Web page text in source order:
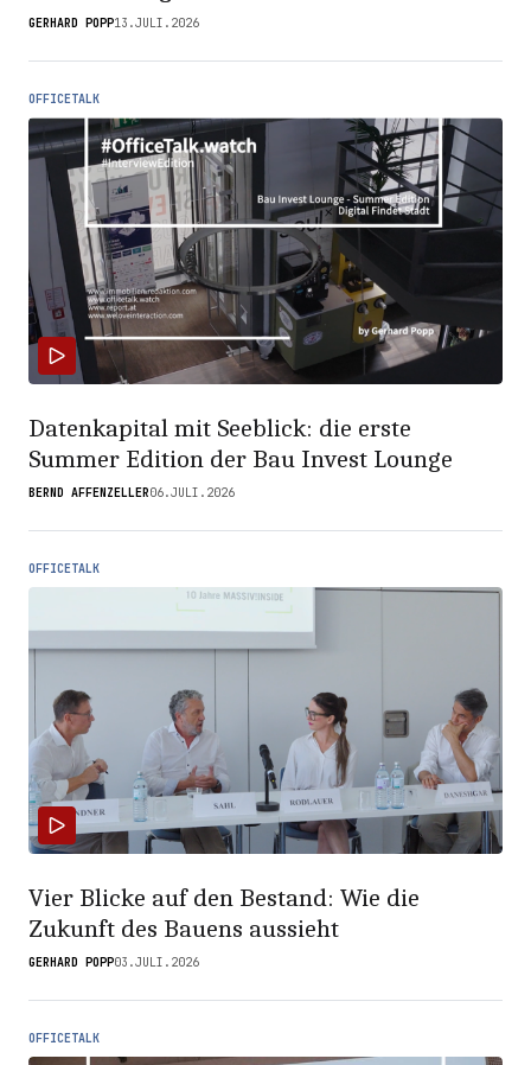
GERHARD POPP13.JULI.2026
OFFICETALK
Datenkapital mit Seeblick: die erste
Summer Edition der Bau Invest Lounge
BERND AFFENZELLER06.JULI.2026
OFFICETALK
Vier Blicke auf den Bestand: Wie die
Zukunft des Bauens aussieht
GERHARD POPP03.JULI.2026
OFFICETALK